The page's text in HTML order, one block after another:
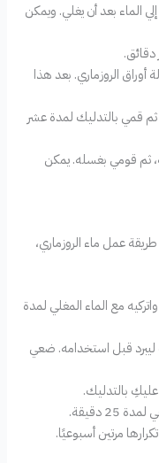
الماء بعد أن يغلي. ويمكن
دقائق.
أوراق الروزماري. بعد هذا
قمي بالتدليك لمدة عشر
ثم قومي بغسله. يمكن
عمل ماء الروزماري،
مع الماء المغلي لمدة
ليبرد قبل استخدامه. ضعي
بالتدليك.
دقيقة.
مرتين أسبوعيًا.